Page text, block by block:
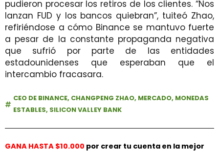
pudieron procesar los retiros de los clientes. “Nos
lanzan FUD y los bancos quiebran”, tuiteó Zhao,
refiriéndose a cómo Binance se mantuvo fuerte
a pesar de la constante propaganda negativa
que sufrió por parte de las entidades
estadounidenses que esperaban que el
intercambio fracasara.
CEO DE BINANCE, CHANGPENG ZHAO, MERCADO, MONEDAS
ESTABLES, SILICON VALLEY BANK
GANA HASTA $10.000 por crear tu cuenta en la mejor